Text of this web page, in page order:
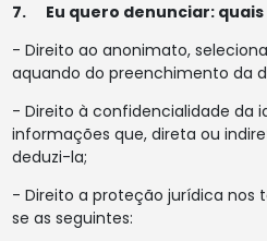
7. Eu quero denunciar: quais
- Direito ao anonimato,
aquando do preenchimento da
- Direito à confidencialidade da
informações que, direta ou
deduzi-la;
- Direito a proteção jurídica nos
se as seguintes: